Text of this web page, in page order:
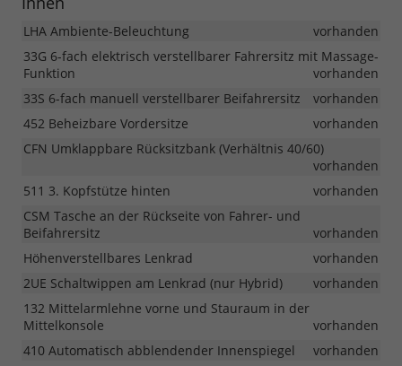
LHA Ambiente-Beleuchtung
vorhanden
33G 6-fach elektrisch verstellbarer Fahrersitz mit Massage-
Funktion
vorhanden
33S 6-fach manuell verstellbarer Beifahrersitz
vorhanden
452 Beheizbare Vordersitze
vorhanden
CFN Umklappbare Rücksitzbank (Verhältnis 40/60)
vorhanden
511 3. Kopfstütze hinten
vorhanden
CSM Tasche an der Rückseite von Fahrer- und
Beifahrersitz
vorhanden
Höhenverstellbares Lenkrad
vorhanden
2UE Schaltwippen am Lenkrad (nur Hybrid)
vorhanden
132 Mittelarmlehne vorne und Stauraum in der
Mittelkonsole
vorhanden
410 Automatisch abblendender Innenspiegel
vorhanden